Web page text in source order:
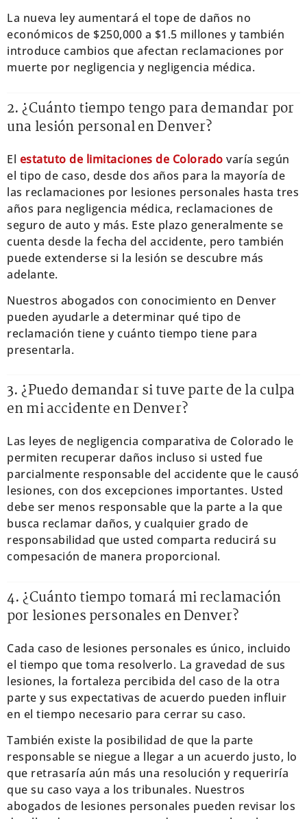
La nueva ley aumentará el tope de daños no
económicos de $250,000 a $1.5 millones y también
introduce cambios que afectan reclamaciones por
muerte por negligencia y negligencia médica.
2. ¿Cuánto tiempo tengo para demandar por
una lesión personal en Denver?
El estatuto de limitaciones de Colorado varía según
el tipo de caso, desde dos años para la mayoría de
las reclamaciones por lesiones personales hasta tres
años para negligencia médica, reclamaciones de
seguro de auto y más. Este plazo generalmente se
cuenta desde la fecha del accidente, pero también
puede extenderse si la lesión se descubre más
adelante.
Nuestros abogados con conocimiento en Denver
pueden ayudarle a determinar qué tipo de
reclamación tiene y cuánto tiempo tiene para
presentarla.
3. ¿Puedo demandar si tuve parte de la culpa
en mi accidente en Denver?
Las leyes de negligencia comparativa de Colorado le
permiten recuperar daños incluso si usted fue
parcialmente responsable del accidente que le causó
lesiones, con dos excepciones importantes. Usted
debe ser menos responsable que la parte a la que
busca reclamar daños, y cualquier grado de
responsabilidad que usted comparta reducirá su
compesación de manera proporcional.
4. ¿Cuánto tiempo tomará mi reclamación
por lesiones personales en Denver?
Cada caso de lesiones personales es único, incluido
el tiempo que toma resolverlo. La gravedad de sus
lesiones, la fortaleza percibida del caso de la otra
parte y sus expectativas de acuerdo pueden influir
en el tiempo necesario para cerrar su caso.
También existe la posibilidad de que la parte
responsable se niegue a llegar a un acuerdo justo, lo
que retrasaría aún más una resolución y requeriría
que su caso vaya a los tribunales. Nuestros
abogados de lesiones personales pueden revisar los